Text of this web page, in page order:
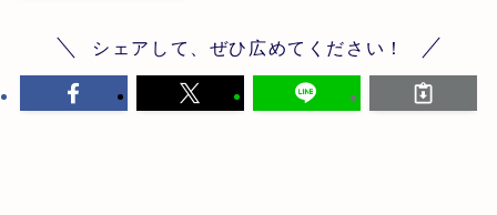
シェアして、ぜひ広めてください！